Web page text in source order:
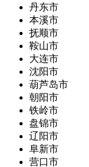
丹东市
本溪市
抚顺市
鞍山市
大连市
沈阳市
葫芦岛市
朝阳市
铁岭市
盘锦市
辽阳市
阜新市
营口市